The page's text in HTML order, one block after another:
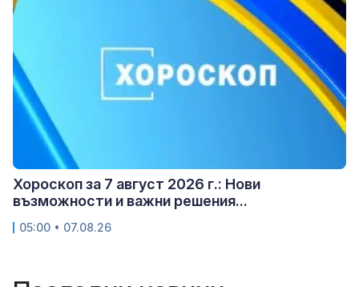
Хороскоп за 7 август 2026 г.: Нови
възможности и важни решения...
05:00 • 07.08.26